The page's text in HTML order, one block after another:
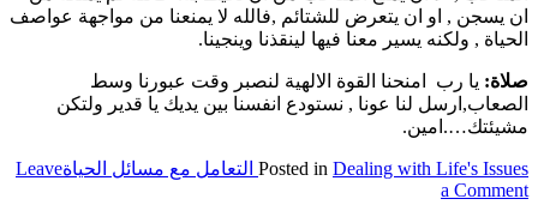
ان يسجن , او ان يتعرض للشتائم ,فالله لا يمنعنا من مواجهة عواصف
الحياة , ولكنه يسير معنا فيها لينقذنا وينجينا.
صلاة: يا رب امنحنا القوة الالهية لنصبر وقت عبورنا وسط
الصعاب,ارسل لنا عونا , نستودع انفسنا بين يديك يا قدير ولتكن
مشيئتك….امين.
Posted in Dealing with Life's Issues التعامل مع مسائل الحياة
Leave
a Comment
on